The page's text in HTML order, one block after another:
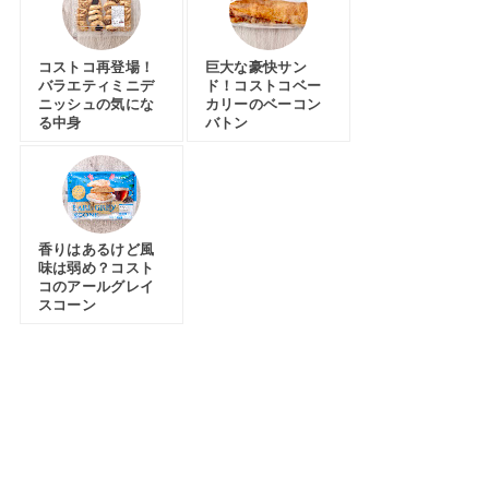
コストコ再登場！
バラエティミニデ
ニッシュの気にな
る中身
巨大な豪快サン
ド！コストコベー
カリーのベーコン
バトン
香りはあるけど風
味は弱め？コスト
コのアールグレイ
スコーン